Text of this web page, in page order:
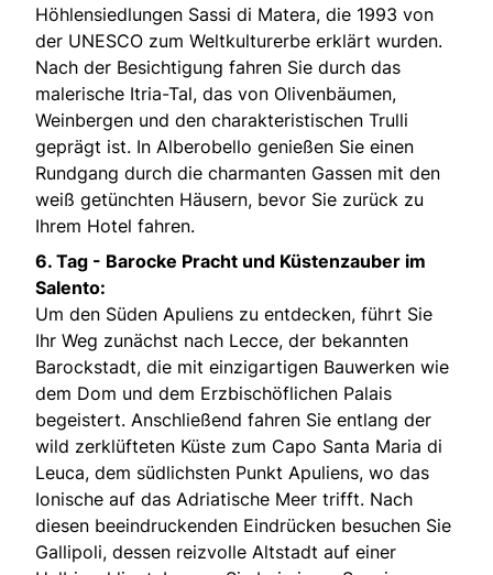
Höhlensiedlungen Sassi di Matera, die 1993 von
der UNESCO zum Weltkulturerbe erklärt wurden.
Nach der Besichtigung fahren Sie durch das
malerische Itria-Tal, das von Olivenbäumen,
Weinbergen und den charakteristischen Trulli
geprägt ist. In Alberobello genießen Sie einen
Rundgang durch die charmanten Gassen mit den
weiß getünchten Häusern, bevor Sie zurück zu
Ihrem Hotel fahren.
6. Tag - Barocke Pracht und Küstenzauber im
Salento:
Um den Süden Apuliens zu entdecken, führt Sie
Ihr Weg zunächst nach Lecce, der bekannten
Barockstadt, die mit einzigartigen Bauwerken wie
dem Dom und dem Erzbischöflichen Palais
begeistert. Anschließend fahren Sie entlang der
wild zerklüfteten Küste zum Capo Santa Maria di
Leuca, dem südlichsten Punkt Apuliens, wo das
Ionische auf das Adriatische Meer trifft. Nach
diesen beeindruckenden Eindrücken besuchen Sie
Gallipoli, dessen reizvolle Altstadt auf einer